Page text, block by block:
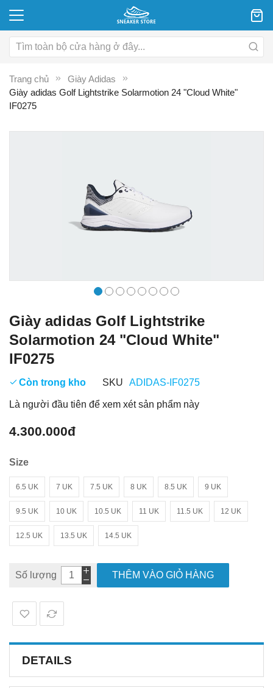
Trang chủ
Giày Adidas
Giày adidas Golf Lightstrike Solarmotion 24 "Cloud White"
IF0275
Giày adidas Golf Lightstrike
Solarmotion 24 "Cloud White"
IF0275
Còn trong kho SKU ADIDAS-IF0275
Là người đầu tiên để xem xét sản phẩm này
4.300.000đ
Size
6.5 UK 7 UK 7.5 UK 8 UK 8.5 UK 9 UK
9.5 UK 10 UK 10.5 UK 11 UK 11.5 UK 12 UK
12.5 UK 13.5 UK 14.5 UK
Số lượng THÊM VÀO GIỎ HÀNG
DETAILS